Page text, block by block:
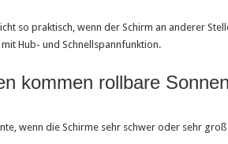
so praktisch, wenn der Schirm an anderer
Hub- und Schnellspannfunktion.
kommen rollbare
wenn die Schirme sehr schwer oder sehr groß